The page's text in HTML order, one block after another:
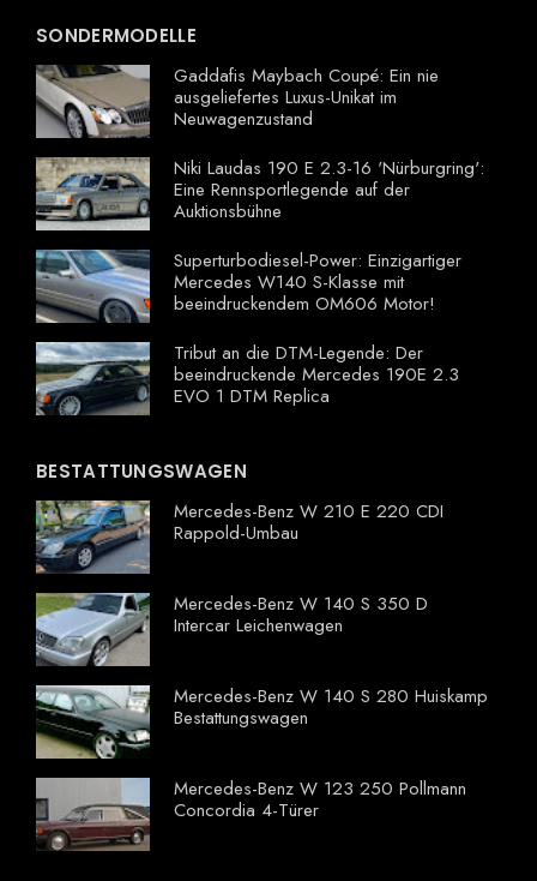
SONDERMODELLE
Gaddafis Maybach Coupé: Ein nie
ausgeliefertes Luxus-Unikat im
Neuwagenzustand
Niki Laudas 190 E 2.3-16 'Nürburgring':
Eine Rennsportlegende auf der
Auktionsbühne
Superturbodiesel-Power: Einzigartiger
Mercedes W140 S-Klasse mit
beeindruckendem OM606 Motor!
Tribut an die DTM-Legende: Der
beeindruckende Mercedes 190E 2.3
EVO 1 DTM Replica
BESTATTUNGSWAGEN
Mercedes-Benz W 210 E 220 CDI
Rappold-Umbau
Mercedes-Benz W 140 S 350 D
Intercar Leichenwagen
Mercedes-Benz W 140 S 280 Huiskamp
Bestattungswagen
Mercedes-Benz W 123 250 Pollmann
Concordia 4-Türer